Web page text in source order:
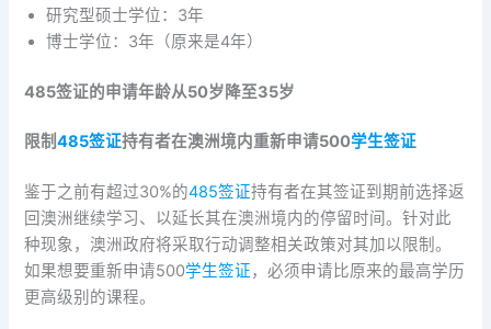
研究型硕士学位：3年
博士学位：3年（原来是4年）
485签证的申请年龄从50岁降至35岁
限制485签证持有者在澳洲境内重新申请500学生签证
鉴于之前有超过30%的485签证持有者在其签证到期前选择返
回澳洲继续学习、以延长其在澳洲境内的停留时间。针对此
种现象，澳洲政府将采取行动调整相关政策对其加以限制。
如果想要重新申请500学生签证，必须申请比原来的最高学历
更高级别的课程。